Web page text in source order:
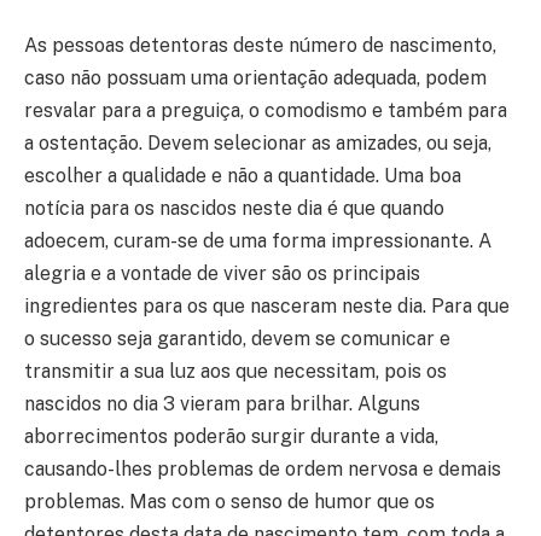
As pessoas detentoras deste número de nascimento,
caso não possuam uma orientação adequada, podem
resvalar para a preguiça, o comodismo e também para
a ostentação. Devem selecionar as amizades, ou seja,
escolher a qualidade e não a quantidade. Uma boa
notícia para os nascidos neste dia é que quando
adoecem, curam-se de uma forma impressionante. A
alegria e a vontade de viver são os principais
ingredientes para os que nasceram neste dia. Para que
o sucesso seja garantido, devem se comunicar e
transmitir a sua luz aos que necessitam, pois os
nascidos no dia 3 vieram para brilhar. Alguns
aborrecimentos poderão surgir durante a vida,
causando-lhes problemas de ordem nervosa e demais
problemas. Mas com o senso de humor que os